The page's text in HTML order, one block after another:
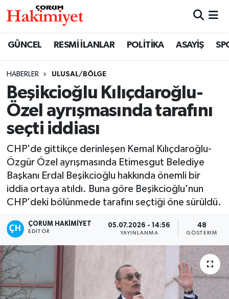
GÜNCEL RESMİ İLANLAR POLİTİKA ASAYİŞ
HABERLER ULUSAL/BÖLGE
Beşikcioğlu Kılıçdaroğlu-
Özel ayrışmasında tarafını
seçti iddiası
CHP'de gittikçe derinleşen Kemal Kılıçdaroğlu-
Özgür Özel ayrışmasında Etimesgut Belediye
Başkanı Erdal Beşikcioğlu hakkında önemli bir
iddia ortaya atıldı. Buna göre Beşikcioğlu'nun
CHP'deki bölünmede tarafını seçtiği öne sürüldü.
ÇORUM HAKIMIYET
EDITÖR
05.07.2026 - 14:56
YAYINLANMA
48
GÖSTERIM
SAĞLIK
ASAYİŞ
EKONOMİ
AKTÜEL
EĞİTİM
İLÇELER
OTOPARK
Nöbetçi Eczaneler
Çorum Namaz Vakitleri
Trafik Durumu
Süper Lig Puan Durumu ve Fikstür
Tüm Manşetler
Son Dakika Haberleri
Haber Arşivi